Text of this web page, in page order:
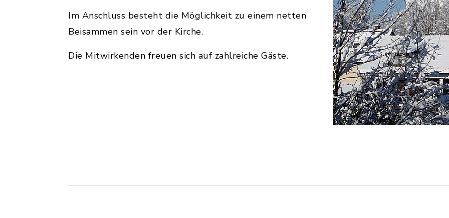
Im Anschluss besteht die Möglichkeit zu einem netten
Beisammen sein vor der Kirche.
Die Mitwirkenden freuen sich auf zahlreiche Gäste.